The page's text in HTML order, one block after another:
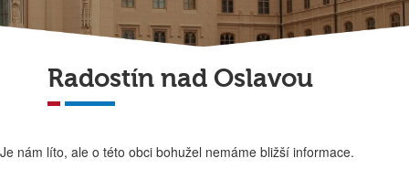
Radostín nad Oslavou
Je nám líto, ale o této obci bohužel nemáme bližší informace.